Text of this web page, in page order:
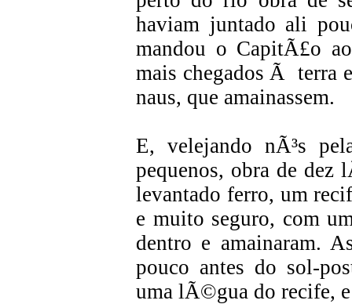
haviam juntado ali
mandou o CapitÃ£o
mais chegados Ã terra
naus, que amainassem.
E, velejando nÃ³s
pequenos, obra de
levantado ferro, um
e muito seguro, com
dentro e amainaram.
pouco antes do sol-
uma lÃ©gua do recife,